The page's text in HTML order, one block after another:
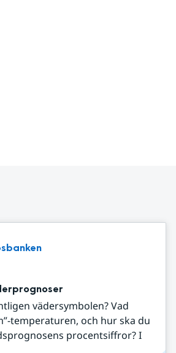
vädersymbolen? Vad
temperaturen, och hur ska du
procentsiffror? I